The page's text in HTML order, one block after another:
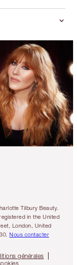
Tilbury Beauty.
in the United
London, United
Nous contacter
générales